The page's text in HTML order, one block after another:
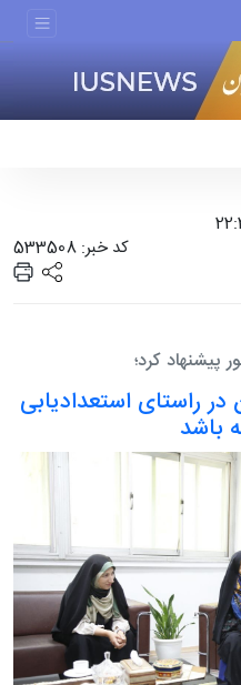
کد خبر: 533508
کرد؛
راستای استعدادیابی
باشد